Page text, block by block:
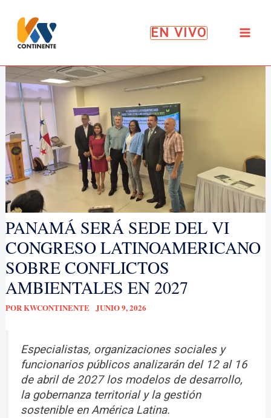
contenido
EN VIVO
PANAMÁ SERÁ SEDE DEL VI
CONGRESO LATINOAMERICANO
SOBRE CONFLICTOS
AMBIENTALES EN 2027
PORKWCONTINENTE JUNIO 9, 2026
Especialistas, organizaciones sociales y
funcionarios públicos analizarán del 12 al 16
de abril de 2027 los modelos de desarrollo,
la gobernanza territorial y la gestión
sostenible en América Latina.